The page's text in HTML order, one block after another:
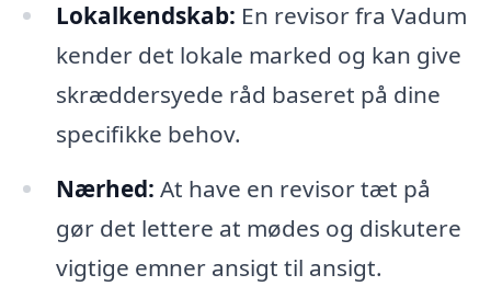
Lokalkendskab: En revisor fra Vadum
kender det lokale marked og kan give
skræddersyede råd baseret på dine
specifikke behov.
Nærhed: At have en revisor tæt på
gør det lettere at mødes og diskutere
vigtige emner ansigt til ansigt.